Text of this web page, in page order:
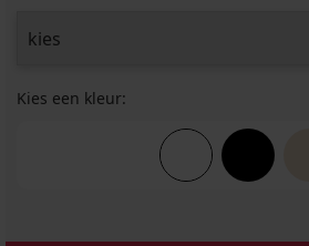
Kies een kleur: